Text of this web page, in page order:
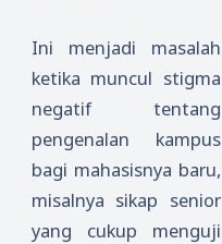
Ini menjadi masalah
ketika muncul stigma
negatif tentang
pengenalan kampus
bagi mahasisnya baru,
misalnya sikap senior
yang cukup menguji